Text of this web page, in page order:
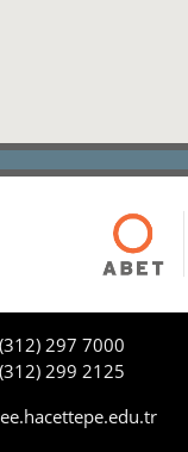
297 7000
299 2125